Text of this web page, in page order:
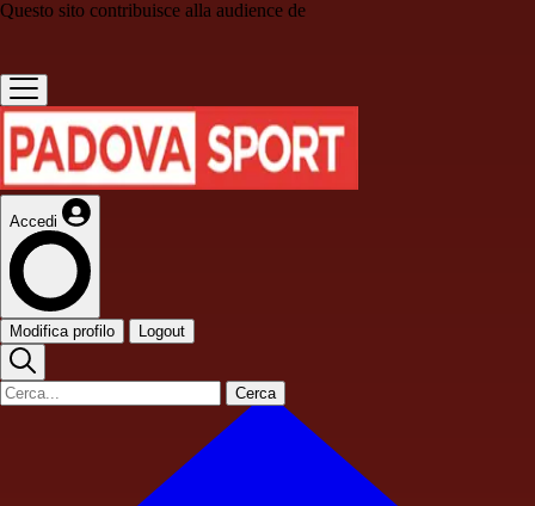
Questo sito contribuisce alla audience de
Accedi
Modifica profilo Logout
Cerca